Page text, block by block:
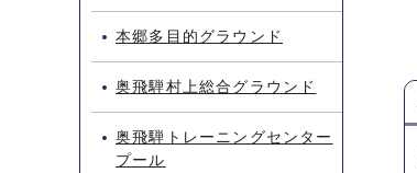
本郷多目的グラウンド
奥飛騨村上総合グラウンド
奥飛騨トレーニングセンター
プール